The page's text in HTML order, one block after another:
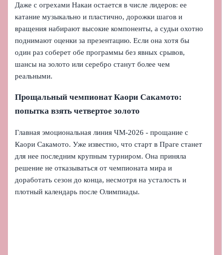
Даже с огрехами Накаи остается в числе лидеров: ее
катание музыкально и пластично, дорожки шагов и
вращения набирают высокие компоненты, а судьи охотно
поднимают оценки за презентацию. Если она хотя бы
один раз соберет обе программы без явных срывов,
шансы на золото или серебро станут более чем
реальными.
Прощальный чемпионат Каори Сакамото:
попытка взять четвертое золото
Главная эмоциональная линия ЧМ‑2026 - прощание с
Каори Сакамото. Уже известно, что старт в Праге станет
для нее последним крупным турниром. Она приняла
решение не отказываться от чемпионата мира и
доработать сезон до конца, несмотря на усталость и
плотный календарь после Олимпиады.